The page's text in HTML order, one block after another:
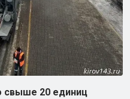
свыше 20 единиц